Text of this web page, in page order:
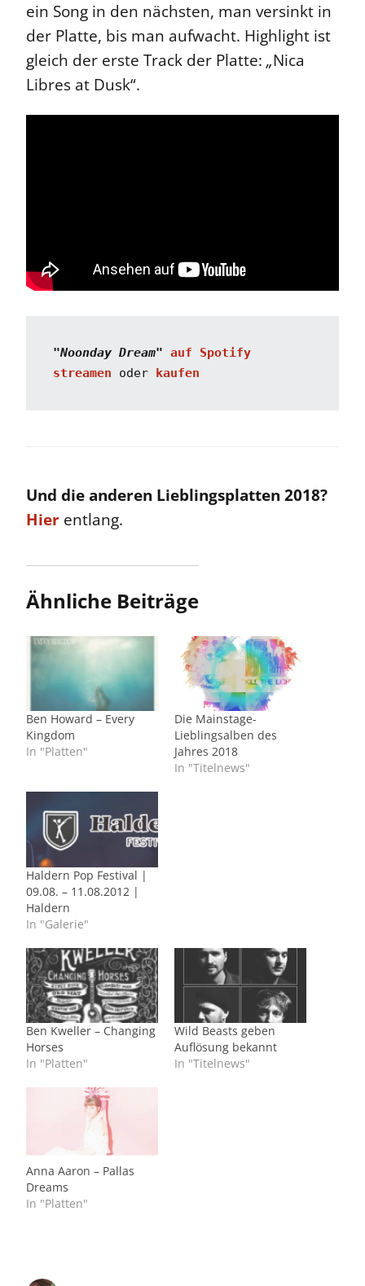
ein Song in den nächsten, man versinkt in
der Platte, bis man aufwacht. Highlight ist
gleich der erste Track der Platte: „Nica
Libres at Dusk“.
"Noonday Dream" auf Spotify
streamen oder kaufen
Und die anderen Lieblingsplatten 2018?
Hier entlang.
Ähnliche Beiträge
Ben Howard – Every
Kingdom
In "Platten"
Die Mainstage-
Lieblingsalben des
Jahres 2018
In "Titelnews"
Haldern Pop Festival |
09.08. – 11.08.2012 |
Haldern
In "Galerie"
Ben Kweller – Changing
Horses
In "Platten"
Wild Beasts geben
Auflösung bekannt
In "Titelnews"
Anna Aaron – Pallas
Dreams
In "Platten"